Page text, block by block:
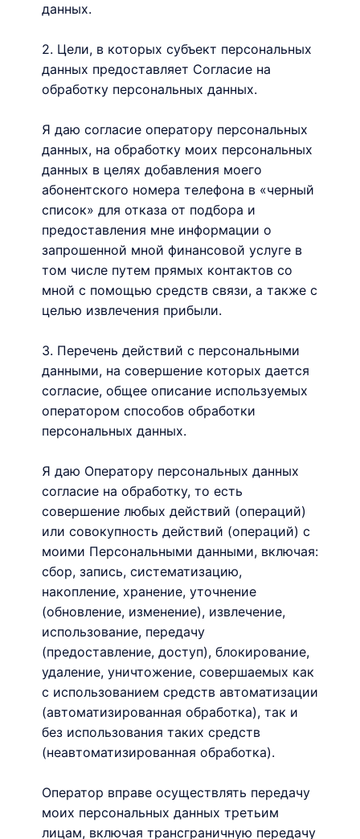
данных.
2. Цели, в которых субъект персональных
данных предоставляет Согласие на
обработку персональных данных.
Я даю согласие оператору персональных
данных, на обработку моих персональных
данных в целях добавления моего
абонентского номера телефона в «черный
список» для отказа от подбора и
предоставления мне информации о
запрошенной мной финансовой услуге в
том числе путем прямых контактов со
мной с помощью средств связи, а также с
целью извлечения прибыли.
3. Перечень действий с персональными
данными, на совершение которых дается
согласие, общее описание используемых
оператором способов обработки
персональных данных.
Я даю Оператору персональных данных
согласие на обработку, то есть
совершение любых действий (операций)
или совокупность действий (операций) с
моими Персональными данными, включая:
сбор, запись, систематизацию,
накопление, хранение, уточнение
(обновление, изменение), извлечение,
использование, передачу
(предоставление, доступ), блокирование,
удаление, уничтожение, совершаемых как
с использованием средств автоматизации
(автоматизированная обработка), так и
без использования таких средств
(неавтоматизированная обработка).
Оператор вправе осуществлять передачу
моих персональных данных третьим
лицам, включая трансграничную передачу